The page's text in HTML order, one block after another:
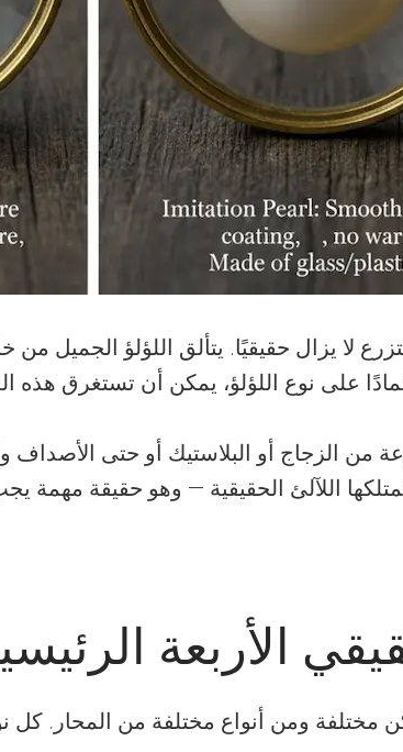
لا يزال حقيقيًا. يتألق اللؤلؤ
على نوع اللؤلؤ، يمكن أن تستغرق
من الزجاج أو البلاستيك أو حتى الأصداف
اللآلئ الحقيقية — وهو حقيقة
الأربعة
مختلفة ومن أنواع مختلفة من المحار.